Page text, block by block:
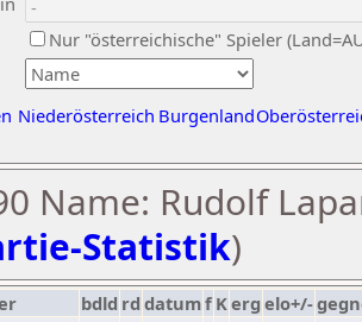
Nur "österreichische" Spieler
Niederösterreich Burgenland
Name: Rudolf
Statistik)
bdld rd datumf Kerg elo+/-